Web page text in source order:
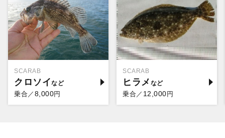
SCARAB
クロソイ
乗合／ 8,000円
SCARAB
ヒラメ
乗合／ 12,000円